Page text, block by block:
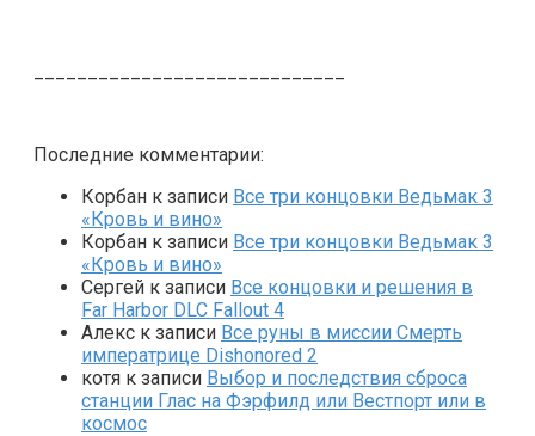
Последние комментарии:
Корбан к записи Все три концовки Ведьмак 3
«Кровь и вино»
Корбан к записи Все три концовки Ведьмак 3
«Кровь и вино»
Сергей к записи Все концовки и решения в
Far Harbor DLC Fallout 4
Алекс к записи Все руны в миссии Смерть
императрице Dishonored 2
котя к записи Выбор и последствия сброса
станции Глас на Фэрфилд или Вестпорт или в
космос